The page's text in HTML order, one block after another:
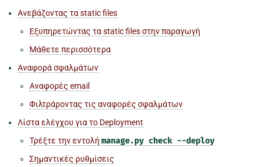
Ανεβάζοντας τα static files
Εξυπηρετώντας τα static files στην παραγωγή
Μάθετε περισσότερα
Αναφορά σφαλμάτων
Αναφορές email
Φιλτράροντας τις αναφορές σφαλμάτων
Λίστα ελέγχου για το Deployment
Τρέξτε την εντολή manage.py check --deploy
Σημαντικές ρυθμίσεις